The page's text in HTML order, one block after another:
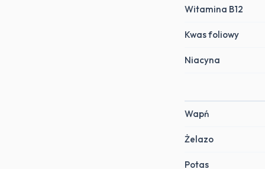
Witamina B12
Kwas foliowy
Niacyna
Wapń
Żelazo
Potas